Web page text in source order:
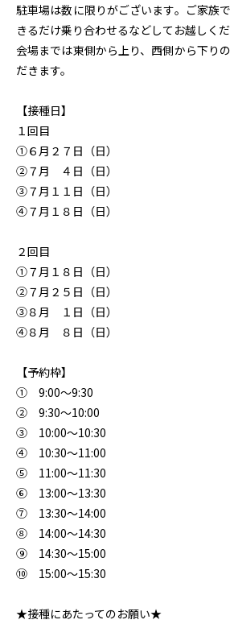
駐車場は数に限りがございます。ご家族
きるだけ乗り合わせるなどしてお越しくだ
会場までは東側から上り、西側から下り
だきます。
【接種日】
１回目
①６月２７日（日）
②７月 ４日（日）
③７月１１日（日）
④７月１８日（日）
２回目
①７月１８日（日）
②７月２５日（日）
③８月 １日（日）
④８月 ８日（日）
【予約枠】
① 9:00～9:30
② 9:30～10:00
③ 10:00～10:30
④ 10:30～11:00
⑤ 11:00～11:30
⑥ 13:00～13:30
⑦ 13:30～14:00
⑧ 14:00～14:30
⑨ 14:30～15:00
⑩ 15:00～15:30
★接種にあたってのお願い★